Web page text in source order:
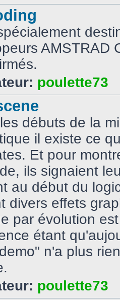
AMSTRAD
poulette73
débuts de la
il existe ce
Et pour
ils signaient
au début du
divers effets
par évolution
étant
n'a plus
poulette73